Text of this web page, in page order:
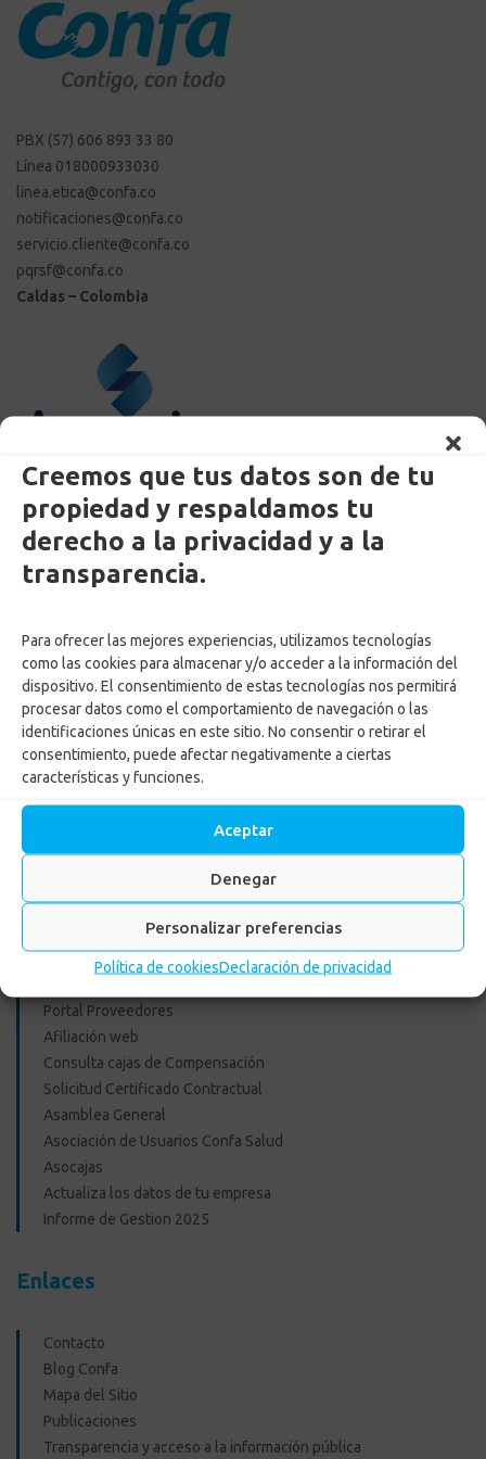
Creemos que tus datos son de tu
propiedad y respaldamos tu
derecho a la privacidad y a la
transparencia.
Para ofrecer las mejores experiencias, utilizamos tecnologías
como las cookies para almacenar y/o acceder a la información del
dispositivo. El consentimiento de estas tecnologías nos permitirá
procesar datos como el comportamiento de navegación o las
identificaciones únicas en este sitio. No consentir o retirar el
consentimiento, puede afectar negativamente a ciertas
características y funciones.
Aceptar
Denegar
Personalizar preferencias
Política de cookiesDeclaración de privacidad
PBX (57) 606 893 33 80
Línea 018000933030
linea.etica@confa.co
notificaciones@confa.co
servicio.cliente@confa.co
pqrsf@confa.co
Caldas – Colombia
Enlaces Externos Personas
PQRSF: tu opinión es importante
Agencia de Gestión y Colocación de Empleo
Política tratamiento de datos
Aviso de Privacidad
Cumplimiento normas y recomendaciones para uso de Centros
Recreacionales
Autorización tratamiento y uso de datos menores
Autorización ingreso menores Centros vacacionales
Reglamento para ingreso de mascotas a los Centros
Enlace Externos Empresas
Portal Proveedores
Afiliación web
Consulta cajas de Compensación
Solicitud Certificado Contractual
Asamblea General
Asociación de Usuarios Confa Salud
Asocajas
Actualiza los datos de tu empresa
Informe de Gestion 2025
Enlaces
Contacto
Blog Confa
Mapa del Sitio
Publicaciones
Transparencia y acceso a la información pública